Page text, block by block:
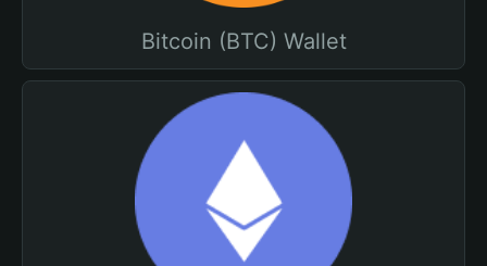
Bitcoin (BTC) Wallet